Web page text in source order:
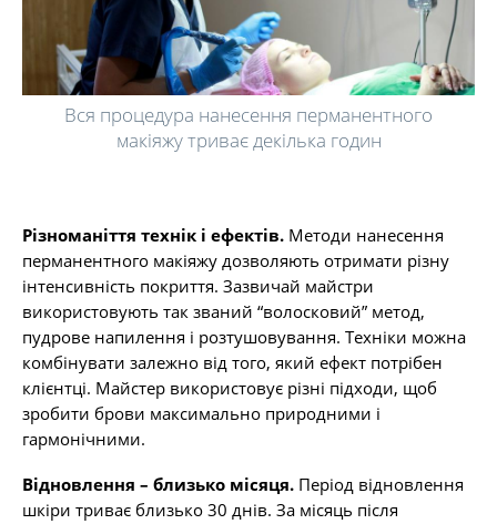
Вся процедура нанесення перманентного
макіяжу триває декілька годин
Різноманіття технік і ефектів. Методи нанесення
перманентного макіяжу дозволяють отримати різну
інтенсивність покриття. Зазвичай майстри
використовують так званий “волосковий” метод,
пудрове напилення і розтушовування. Техніки можна
комбінувати залежно від того, який ефект потрібен
клієнтці. Майстер використовує різні підходи, щоб
зробити брови максимально природними і
гармонічними.
Відновлення – близько місяця. Період відновлення
шкіри триває близько 30 днів. За місяць після